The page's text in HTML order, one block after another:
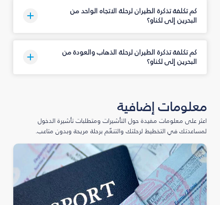
كم تكلفة تذكرة الطيران لرحلة الاتجاه الواحد من
البحرين إلى لكناو؟
كم تكلفة تذكرة الطيران لرحلة الذهاب والعودة من
البحرين إلى لكناو؟
معلومات إضافية
اعثر على معلومات مفيدة حول التأشيرات ومتطلبات تأشيرة الدخول
لمساعدتك في التخطيط لرحلتك والتنعّم برحلة مريحة وبدون متاعب.